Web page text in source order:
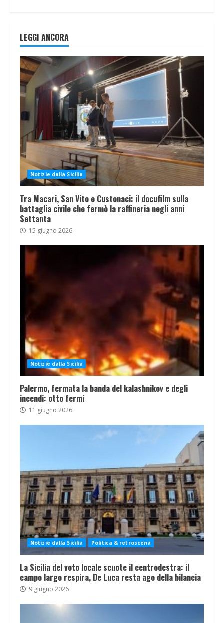
LEGGI ANCORA
Notizie dalla Sicilia
Tra Macari, San Vito e Custonaci: il docufilm sulla
battaglia civile che fermò la raffineria negli anni
Settanta
15 giugno 2026
Notizie dalla Sicilia
Palermo, fermata la banda del kalashnikov e degli
incendi: otto fermi
11 giugno 2026
Notizie dalla Sicilia Politica & retroscena
La Sicilia del voto locale scuote il centrodestra: il
campo largo respira, De Luca resta ago della bilancia
9 giugno 2026